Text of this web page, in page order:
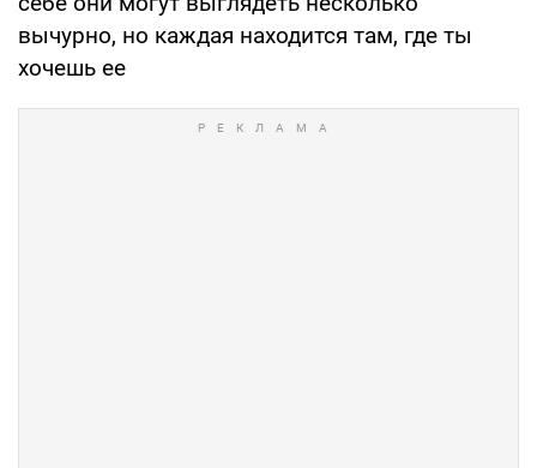
вычурно, но каждая находится там, где ты
хочешь ее